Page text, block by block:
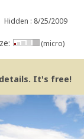
Hidden : 8/25/2009
(micro)
It's free!